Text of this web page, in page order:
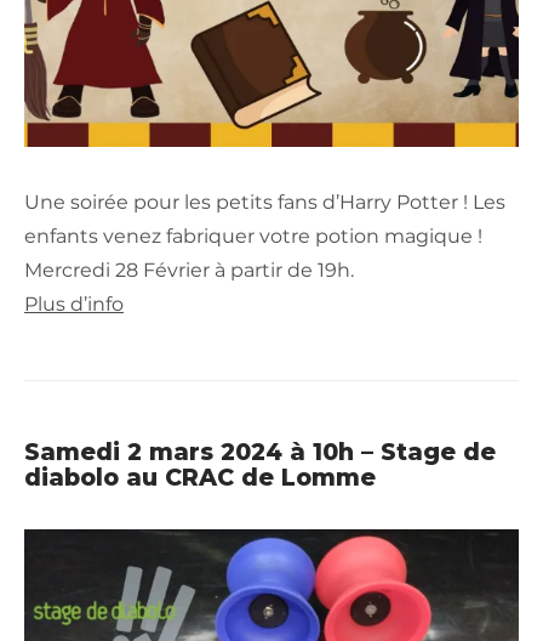
Une soirée pour les petits fans d’Harry Potter ! Les
enfants venez fabriquer votre potion magique !
Mercredi 28 Février à partir de 19h.
Plus d’info
Samedi 2 mars 2024 à 10h – Stage de
diabolo au CRAC de Lomme